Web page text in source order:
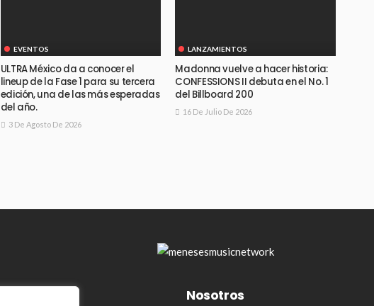
EVENTOS
ULTRA México da a conocer el
lineup de la Fase 1 para su tercera
edición, una de las más esperadas
del año.
3 De Agosto De 2026
LANZAMIENTOS
Madonna vuelve a hacer historia:
CONFESSIONS II debuta en el No. 1
del Billboard 200
16 De Julio De 2026
Nosotros